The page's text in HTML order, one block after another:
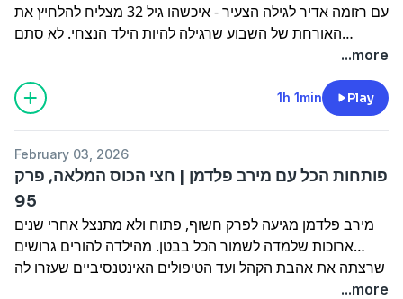
עם רזומה אדיר לגילה הצעיר - איכשהו גיל 32 מצליח להלחיץ את
האורחת של השבוע שרגילה להיות הילד הנצחי. לא סתם
על כוס יין לבן היא מספרת על החלום שלה להפוך לאמא ומה
קורה כשבת הזוג פחות בעניין, על התאונה שגרמה לה לא לעלות
אני וממי קיבלה אותו - ולמה עירום על הבמה הרבה יותר קל לה
מלהעלות תמונה בבגד ים?
...more
1h 1min Play
February 03, 2026
פותחות הכל עם מירב פלדמן | חצי הכוס המלאה, פרק
95
מירב פלדמן מגיעה לפרק חשוף, פתוח ולא מתנצל אחרי שנים
ארוכות שלמדה לשמור הכל בבטן. מהילדה להורים גרושים
שרצתה את אהבת הקהל ועד הטיפולים האינטנסיביים שעזרו לה
...more